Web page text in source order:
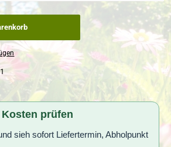
prüfen
sieh sofort Liefertermin, Abholpunkt